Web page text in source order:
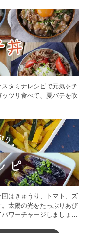
タミナレシピで元気をチ
ツリ食べて、夏バテを吹
はきゅうり、トマト、ズ
太陽の光をたっぷりあび
ワーチャージしましょう